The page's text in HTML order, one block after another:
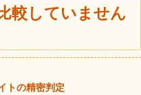
較していません
トの精密判定